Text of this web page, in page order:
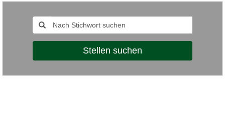
Stellen suchen